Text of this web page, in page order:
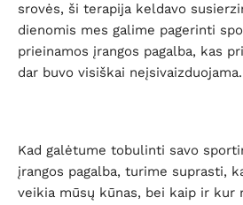
srovės, ši terapija keldavo
dienomis mes galime pagerinti
prieinamos įrangos pagalba, kas
dar buvo visiškai neįsivaizduojama.
Kad galėtume tobulinti savo
įrangos pagalba, turime suprasti,
veikia mūsų kūnas, bei kaip ir kur